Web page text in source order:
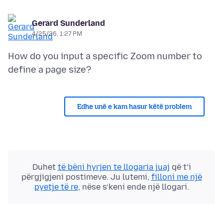
Gerard Sunderland
4/25/26, 1:27 PM
How do you input a specific Zoom number to
Edhe unë e kam hasur këtë problem
Duhet të bëni hyrjen te llogaria juaj që t’i
përgjigjeni postimeve. Ju lutemi, filloni me një
pyetje të re, nëse s’keni ende një llogari.